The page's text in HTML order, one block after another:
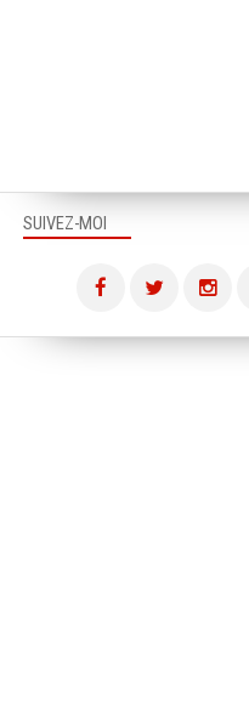
SUIVEZ-MOI